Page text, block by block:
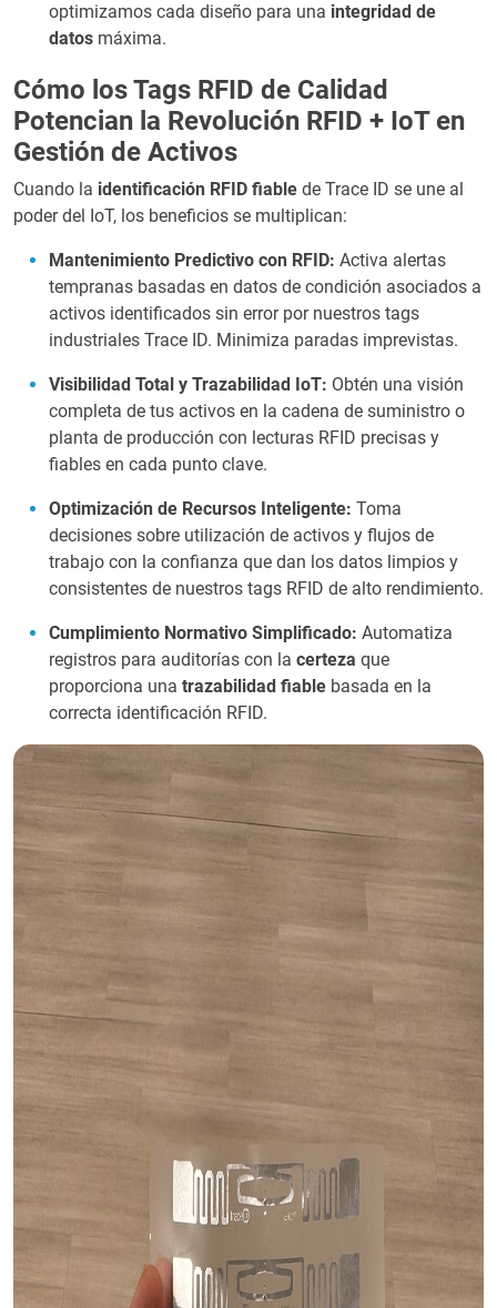
optimizamos cada diseño para una integridad de
datos máxima.
Cómo los Tags RFID de Calidad
Potencian la Revolución RFID + IoT en
Gestión de Activos
Cuando la identificación RFID fiable de Trace ID se une al
poder del IoT, los beneficios se multiplican:
Mantenimiento Predictivo con RFID: Activa alertas
tempranas basadas en datos de condición asociados a
activos identificados sin error por nuestros tags
industriales Trace ID. Minimiza paradas imprevistas.
Visibilidad Total y Trazabilidad IoT: Obtén una visión
completa de tus activos en la cadena de suministro o
planta de producción con lecturas RFID precisas y
fiables en cada punto clave.
Optimización de Recursos Inteligente: Toma
decisiones sobre utilización de activos y flujos de
trabajo con la confianza que dan los datos limpios y
consistentes de nuestros tags RFID de alto rendimiento.
Cumplimiento Normativo Simplificado: Automatiza
registros para auditorías con la certeza que
proporciona una trazabilidad fiable basada en la
correcta identificación RFID.